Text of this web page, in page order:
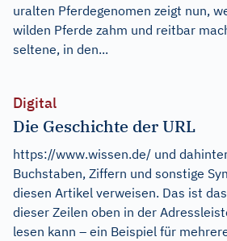
uralten Pferdegenomen zeigt nun,
wilden Pferde zahm und reitbar
seltene, in den...
Digital
Die Geschichte der URL
https://www.wissen.de/ und
Buchstaben, Ziffern und sonstige
diesen Artikel verweisen. Das ist
dieser Zeilen oben in der
lesen kann – ein Beispiel für